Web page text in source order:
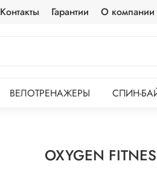
Контакты Гарантии О компании
ВЕЛОТРЕНАЖЕРЫ СПИН-
OXYGEN